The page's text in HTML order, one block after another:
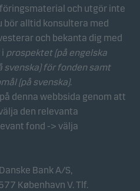
och utgör inte
bör alltid konsultera med
och bekanta dig med
prospektet (på engelska
svenska) för fonden samt
(på svenska).
denna webbsida genom att
den relevanta
fond -> välja
Bank A/S,
København V. Tlf.
för att spåra beteendet
i aggregerad form.
att mäta och optimera
det möjligt för oss att
dig relevant